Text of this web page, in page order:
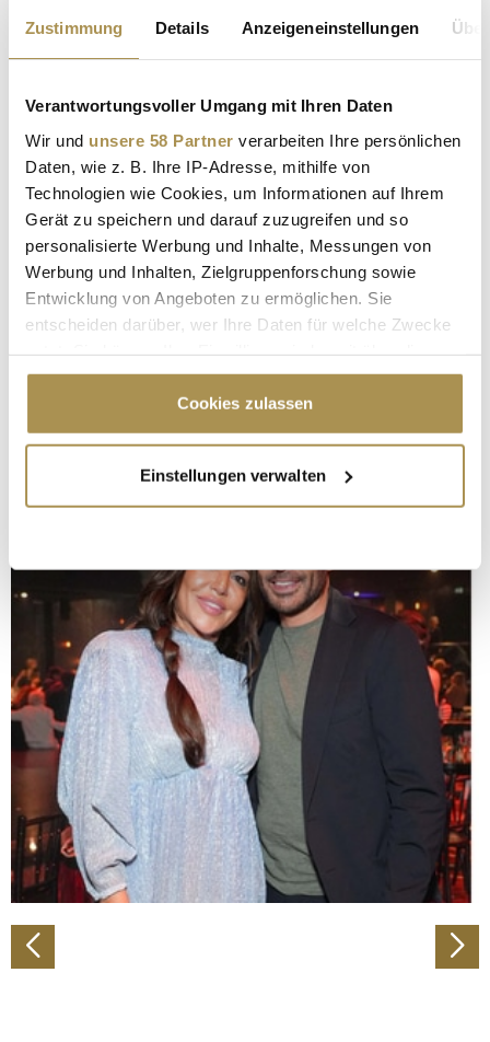
Zustimmung Details Anzeigeneinstellungen
Verantwortungsvoller Umgang mit Ihren Daten
Wir und unsere 58 Partner verarbeiten Ihre persönlichen
Daten, wie z. B. Ihre IP-Adresse, mithilfe von
Technologien wie Cookies, um Informationen auf Ihrem
Gerät zu speichern und darauf zuzugreifen und so
personalisierte Werbung und Inhalte, Messungen von
Werbung und Inhalten, Zielgruppenforschung sowie
Entwicklung von Angeboten zu ermöglichen. Sie
entscheiden darüber, wer Ihre Daten für welche Zwecke
Cookie-Erklärung oder durch Klicken auf das Privacy
Trigger Symbol ändern oder widerrufen
Informationen über Ihre geografische Lage
erfassen, welche bis auf einige Meter genau sein
bestimmten Merkmalen (Fingerprinting) identifizieren
Erfahren Sie mehr darüber, wie Ihre persönlichen Daten
verarbeitet werden, und legen Sie Ihre Präferenzen im
Abschnitt Einzelheitenfest.
Wir verwenden Cookies, um Inhalte und Anzeigen zu
personalisieren, Funktionen für soziale Medien anbieten
zu können und die Zugriffe auf unsere Website zu
analysieren. Außerdem geben wir Informationen zu Ihrer
Verwendung unserer Website an unsere Partner für
soziale Medien, Werbung und Analysen weiter. Unsere
Partner führen diese Informationen möglicherweise mit
haben oder die sie im Rahmen Ihrer Nutzung der Dienste
gesammelt haben.
Cookies zulassen
Einstellungen verwalten